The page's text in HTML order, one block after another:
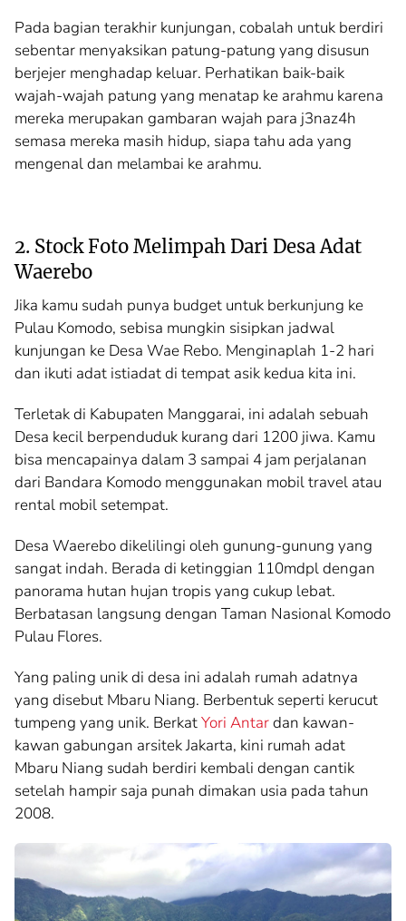
Pada bagian terakhir kunjungan, cobalah untuk berdiri
sebentar menyaksikan patung-patung yang disusun
berjejer menghadap keluar. Perhatikan baik-baik
wajah-wajah patung yang menatap ke arahmu karena
mereka merupakan gambaran wajah para j3naz4h
semasa mereka masih hidup, siapa tahu ada yang
mengenal dan melambai ke arahmu.
2. Stock Foto Melimpah Dari Desa Adat
Waerebo
Jika kamu sudah punya budget untuk berkunjung ke
Pulau Komodo, sebisa mungkin sisipkan jadwal
kunjungan ke Desa Wae Rebo. Menginaplah 1-2 hari
dan ikuti adat istiadat di tempat asik kedua kita ini.
Terletak di Kabupaten Manggarai, ini adalah sebuah
Desa kecil berpenduduk kurang dari 1200 jiwa. Kamu
bisa mencapainya dalam 3 sampai 4 jam perjalanan
dari Bandara Komodo menggunakan mobil travel atau
rental mobil setempat.
Desa Waerebo dikelilingi oleh gunung-gunung yang
sangat indah. Berada di ketinggian 110mdpl dengan
panorama hutan hujan tropis yang cukup lebat.
Berbatasan langsung dengan Taman Nasional Komodo
Pulau Flores.
Yang paling unik di desa ini adalah rumah adatnya
yang disebut Mbaru Niang. Berbentuk seperti kerucut
tumpeng yang unik. BerkatYori Antardan kawan-
kawan gabungan arsitek Jakarta, kini rumah adat
Mbaru Niang sudah berdiri kembali dengan cantik
setelah hampir saja punah dimakan usia pada tahun
2008.